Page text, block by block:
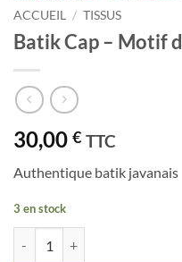
ACCUEIL / TISSUS
Batik Cap – Motif
30,00 € TTC
Authentique batik javanais
3 en stock